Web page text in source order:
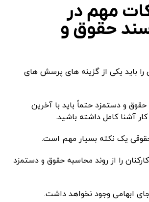
مهم در
حقوق و
باید یکی از گزینه های پرسش های
و دستمزد حتماً باید با آخرین
آشنا کامل داشته باشید.
یک نکته بسیار مهم است.
را از روند محاسبه حقوق و دستمزد
ابهامی وجود نخواهد داشت.